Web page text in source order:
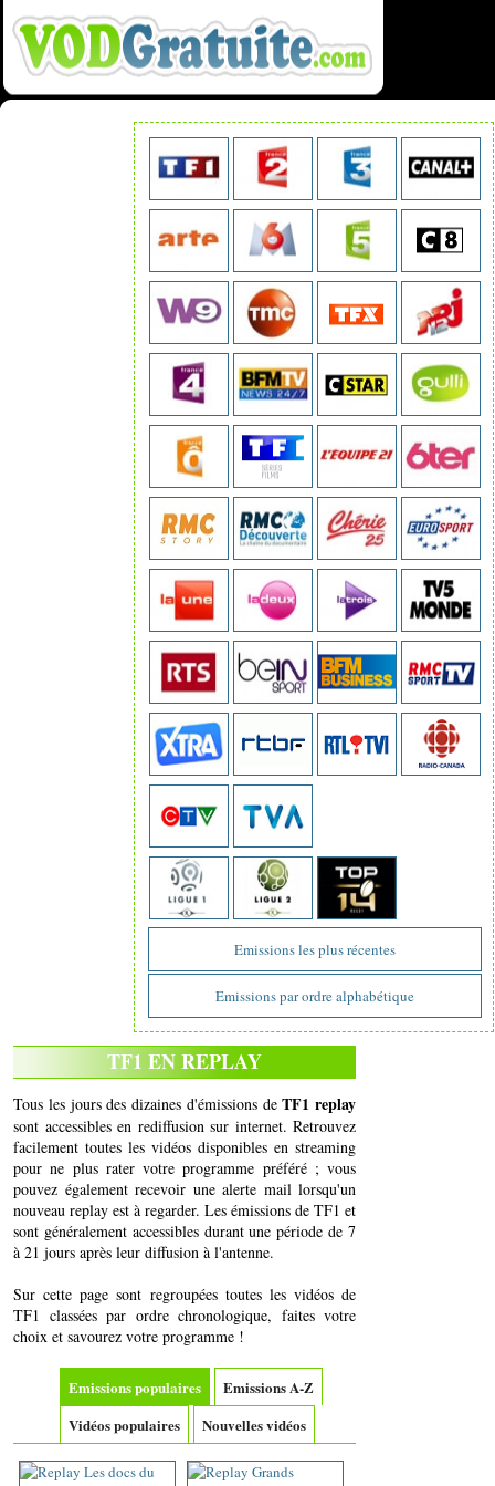
Emissions les plus récentes
Emissions par ordre alphabétique
TF1 EN REPLAY
Tous les jours des dizaines d'émissions deTF1 replay
sont accessibles en rediffusion sur internet. Retrouvez
facilement toutes les vidéos disponibles en streaming
pour ne plus rater votre programme préféré ; vous
pouvez également recevoir une alerte mail lorsqu'un
nouveau replay est à regarder. Les émissions de TF1 et
sont généralement accessibles durant une période de 7
à 21 jours après leur diffusion à l'antenne.
Sur cette page sont regroupées toutes les vidéos de
TF1 classées par ordre chronologique, faites votre
choix et savourez votre programme !
Emissions populaires
Emissions A-Z
Vidéos populaires
Nouvelles vidéos